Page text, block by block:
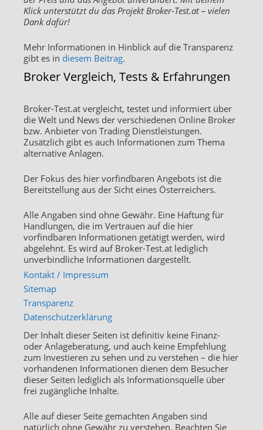
Klick unterstützt du das Projekt Broker-Test.at – vielen
Dank dafür!
Mehr Informationen in Hinblick auf die Transparenz
gibt es in diesem Beitrag.
Broker Vergleich, Tests & Erfahrungen
Broker-Test.at vergleicht, testet und informiert über
die Welt und News der verschiedenen Online Broker
bzw. Anbieter von Trading Dienstleistungen.
Zusätzlich gibt es auch Informationen zum Thema
alternative Anlagen.
Der Fokus des hier vorfindbaren Angebots ist die
Bereitstellung aus der Sicht eines Österreichers.
Alle Angaben sind ohne Gewähr. Eine Haftung für
Handlungen, die im Vertrauen auf die hier
vorfindbaren Informationen getätigt werden, wird
abgelehnt. Es wird auf Broker-Test.at lediglich
unverbindliche Informationen dargestellt.
Kontakt / Impressum
Sitemap
Transparenz
Datenschutzerklärung
Der Inhalt dieser Seiten ist definitiv keine Finanz-
oder Anlageberatung, und auch keine Empfehlung
zum Investieren zu sehen und zu verstehen – die hier
vorhandenen Informationen dienen dem Besucher
dieser Seiten lediglich als Informationsquelle über
frei zugängliche Inhalte.
Alle auf dieser Seite gemachten Angaben sind
natürlich ohne Gewähr zu verstehen. Beachten Sie